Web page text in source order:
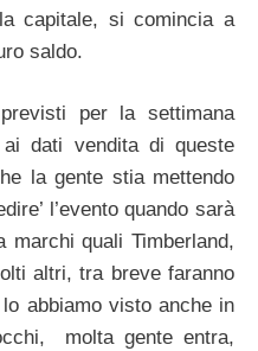
capitale, si comincia a
saldo.
per la settimana
dati vendita di queste
la gente stia mettendo
l’evento quando sarà
marchi quali Timberland,
altri, tra breve faranno
abbiamo visto anche in
molta gente entra,